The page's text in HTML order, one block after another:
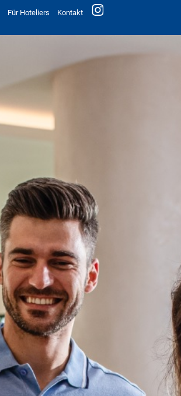
Für Hoteliers
Kontakt